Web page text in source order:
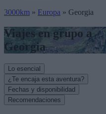
3000km » Europa » Georgia
Viajes en grupo a
Georgia
Lo esencial
¿Te encaja esta aventura?
Fechas y disponibilidad
Recomendaciones